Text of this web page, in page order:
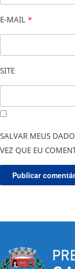
E-MAIL *
SITE
SALVAR MEUS
VEZ QUE EU